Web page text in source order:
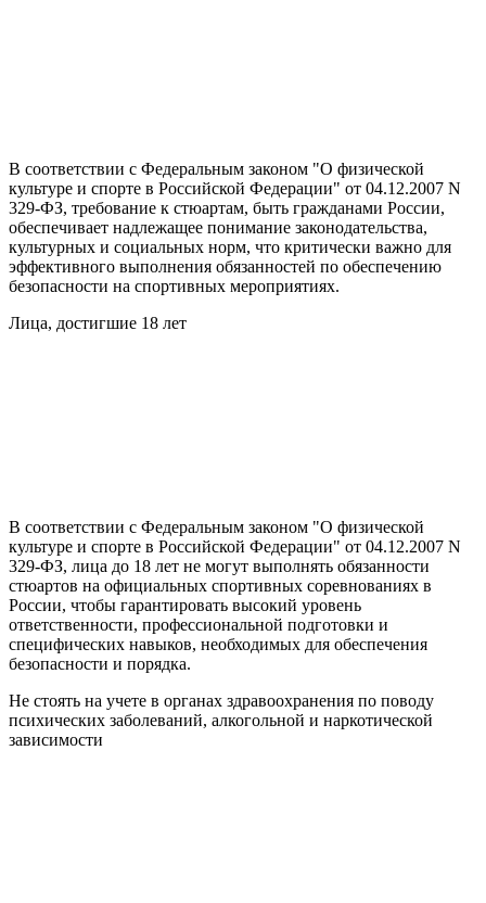
В соответствии с Федеральным законом "О физической
культуре и спорте в Российской Федерации" от 04.12.2007 N
329-ФЗ, требование к стюартам, быть гражданами России,
обеспечивает надлежащее понимание законодательства,
культурных и социальных норм, что критически важно для
эффективного выполнения обязанностей по обеспечению
безопасности на спортивных мероприятиях.
Лица, достигшие 18 лет
В соответствии с Федеральным законом "О физической
культуре и спорте в Российской Федерации" от 04.12.2007 N
329-ФЗ, лица до 18 лет не могут выполнять обязанности
стюартов на официальных спортивных соревнованиях в
России, чтобы гарантировать высокий уровень
ответственности, профессиональной подготовки и
специфических навыков, необходимых для обеспечения
безопасности и порядка.
Не стоять на учете в органах здравоохранения по поводу
психических заболеваний, алкогольной и наркотической
зависимости